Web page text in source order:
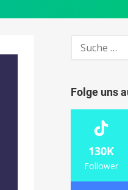
Suche
Folge uns
130K
Follower